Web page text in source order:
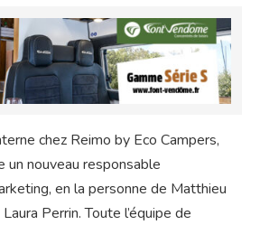
chez Reimo by Eco Campers,
un nouveau responsable
en la personne de Matthieu
Perrin. Toute l’équipe de